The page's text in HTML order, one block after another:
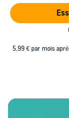
5,99 € par mois